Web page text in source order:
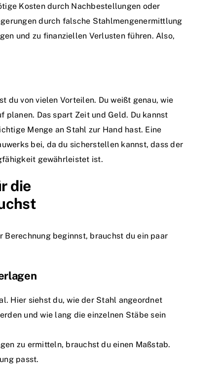
Kosten durch Nachbestellungen oder
durch falsche Stahlmengenermittlung
und zu finanziellen Verlusten führen. Also,
du von vielen Vorteilen. Du weißt genau, wie
Das spart Zeit und Geld. Du kannst
Menge an Stahl zur Hand hast. Eine
bei, da du sicherstellen kannst, dass der
gewährleistet ist.
die
Berechnung beginnst, brauchst du ein paar
Hier siehst du, wie der Stahl angeordnet
und wie lang die einzelnen Stäbe sein
zu ermitteln, brauchst du einen Maßstab.
passt.